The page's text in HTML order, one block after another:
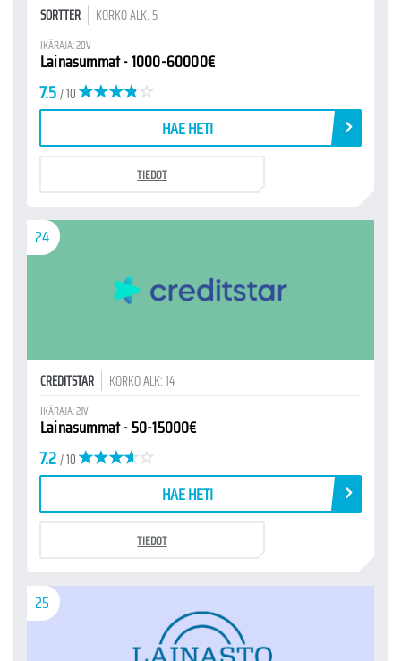
SORTTER KORKO ALK: 5
IKÄRAJA: 20V
Lainasummat - 1000-60000€
7.5/ 10
HAE HETI
TIEDOT
24
CREDITSTAR KORKO ALK: 14
IKÄRAJA: 21V
Lainasummat - 50-15000€
7.2/ 10
HAE HETI
TIEDOT
25